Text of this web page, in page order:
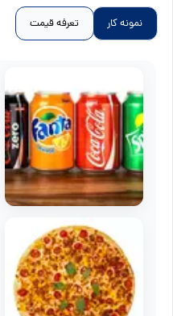
نمونه کار تعرفه قیمت